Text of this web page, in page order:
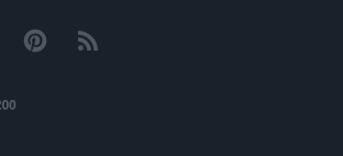
PinterestRSS feeds